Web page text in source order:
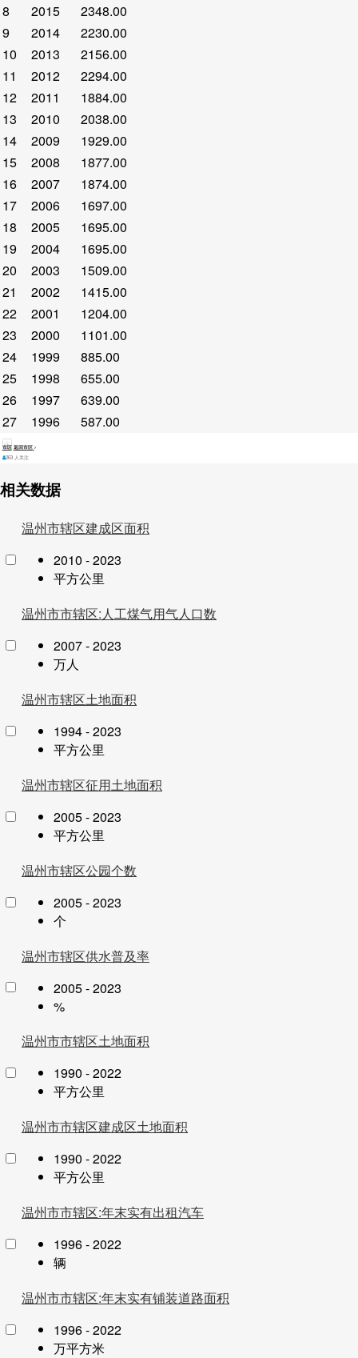
8
2015
2348.00
9
2014
2230.00
10
2013
2156.00
11
2012
2294.00
12
2011
1884.00
13
2010
2038.00
14
2009
1929.00
15
2008
1877.00
16
2007
1874.00
17
2006
1697.00
18
2005
1695.00
19
2004
1695.00
20
2003
1509.00
21
2002
1415.00
22
2001
1204.00
23
2000
1101.00
24
1999
885.00
25
1998
655.00
26
1997
639.00
27
1996 587.00
市区 返回市区
263 人关注
相关数据
温州市辖区建成区面积
2010 - 2023
平方公里
温州市市辖区:人工煤气用气人口数
2007 - 2023
万人
温州市辖区土地面积
1994 - 2023
平方公里
温州市辖区征用土地面积
2005 - 2023
平方公里
温州市辖区公园个数
2005 - 2023
个
温州市辖区供水普及率
2005 - 2023
%
温州市市辖区土地面积
1990 - 2022
平方公里
温州市市辖区建成区土地面积
1990 - 2022
平方公里
温州市市辖区:年末实有出租汽车
1996 - 2022
辆
温州市市辖区:年末实有铺装道路面积
1996 - 2022
万平方米